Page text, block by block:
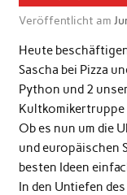
Veröffentlicht am
Heute
Sascha bei Pizza
Python und 2
Kultkomikertruppe
Ob es nun um die
und europäischen
besten Ideen
In den Untiefen